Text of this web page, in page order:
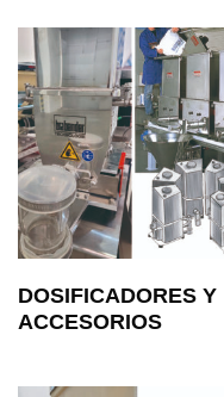
DOSIFICADORES Y
ACCESORIOS